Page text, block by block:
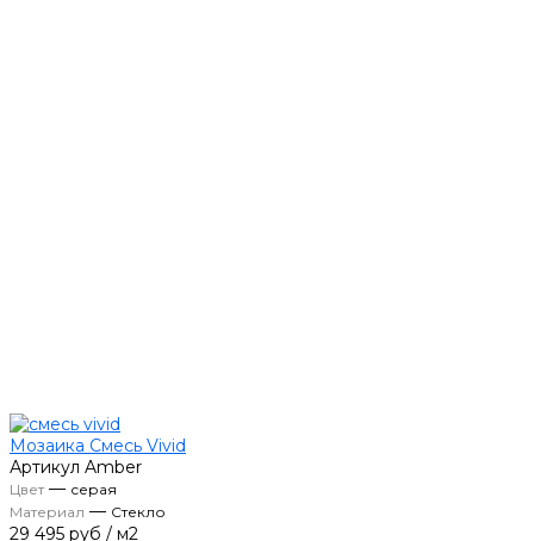
Мозаика Смесь Vivid
Артикул Amber
Цвет— серая
Материал — Стекло
29 495 руб / м2